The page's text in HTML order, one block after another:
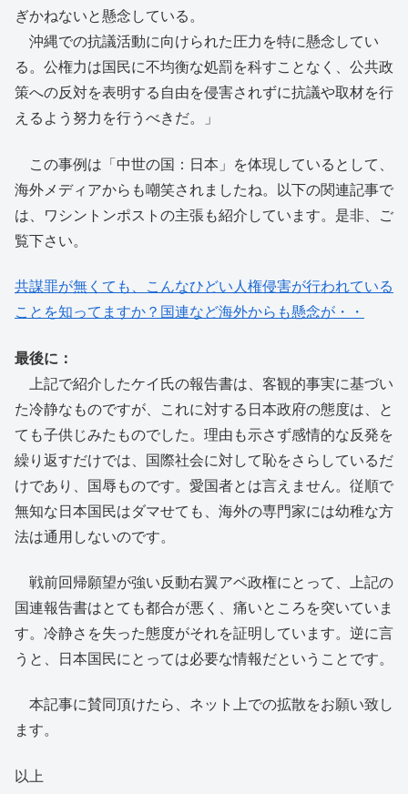
ぎかねないと懸念している。
沖縄での抗議活動に向けられた圧力を特に懸念してい
る。公権力は国民に不均衡な処罰を科すことなく、公共政
策への反対を表明する自由を侵害されずに抗議や取材を行
えるよう努力を行うべきだ。」
この事例は「中世の国：日本」を体現しているとして、
海外メディアからも嘲笑されましたね。以下の関連記事で
は、ワシントンポストの主張も紹介しています。是非、ご
覧下さい。
共謀罪が無くても、こんなひどい人権侵害が行われている
ことを知ってますか？国連など海外からも懸念が・・
最後に：
上記で紹介したケイ氏の報告書は、客観的事実に基づい
た冷静なものですが、これに対する日本政府の態度は、と
ても子供じみたものでした。理由も示さず感情的な反発を
繰り返すだけでは、国際社会に対して恥をさらしているだ
けであり、国辱ものです。愛国者とは言えません。従順で
無知な日本国民はダマせても、海外の専門家には幼稚な方
法は通用しないのです。
戦前回帰願望が強い反動右翼アベ政権にとって、上記の
国連報告書はとても都合が悪く、痛いところを突いていま
す。冷静さを失った態度がそれを証明しています。逆に言
うと、日本国民にとっては必要な情報だということです。
本記事に賛同頂けたら、ネット上での拡散をお願い致し
ます。
以上